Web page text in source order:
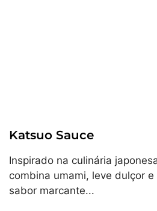
Katsuo Sauce
Inspirado na culinária
combina umami, leve dulçor e
sabor marcante...